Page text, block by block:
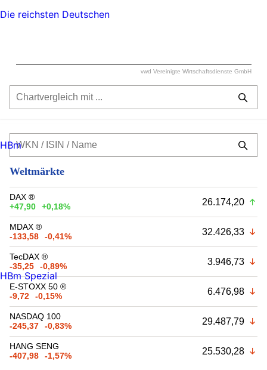
vwd Vereinigte Wirtschaftsdienste GmbH
Weltmärkte
DAX ®
+47,90
+0,18% 26.174,20
MDAX ®
-133,58
-0,41% 32.426,33
TecDAX ®
-35,25
-0,89% 3.946,73
E-STOXX 50 ®
-9,72
-0,15% 6.476,98
NASDAQ 100
-245,37
-0,83% 29.487,79
HANG SENG
-407,98
-1,57% 25.530,28
Die reichsten Deutschen
HBm
HBm Spezial